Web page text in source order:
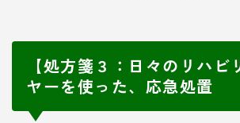
【処方箋３：日々のリハビ
ヤーを使った、応急処置